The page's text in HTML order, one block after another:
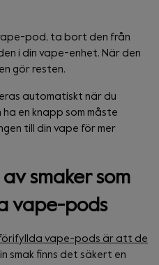
pod, ta bort den från
i din vape-enhet. När den
gör resten.
automatiskt när du
en knapp som måste
till din vape för mer
smaker som
vape-pods
vape-pods är att de
smak finns det säkert en